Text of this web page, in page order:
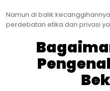
Namun di balik
perdebatan etika dan privasi